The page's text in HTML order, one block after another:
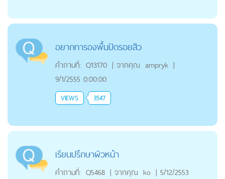
อยากทารองพื้นปิดรอยสิว
คำถามที่: Q13170 | จากคุณ ampryk |
9/1/2555 0:00:00
VIEWS 3547
เรียนปรึกษาผิวหน้า
คำถามที่: Q5468 | จากคุณ ko | 5/12/2553